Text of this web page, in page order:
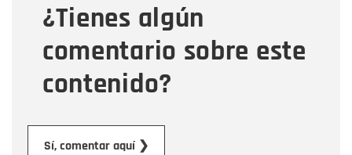
¿Tienes algún
comentario sobre este
contenido?
Sí, comentar aquí ❯
Mensaje